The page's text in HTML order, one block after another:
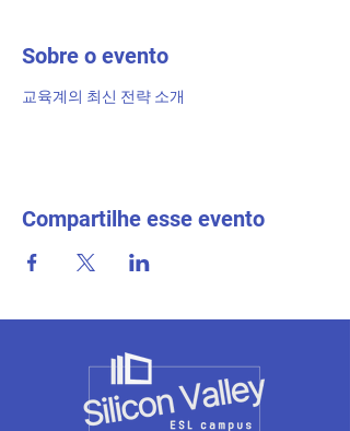
Sobre o evento
교육계의 최신 전략 소개
Compartilhe esse evento